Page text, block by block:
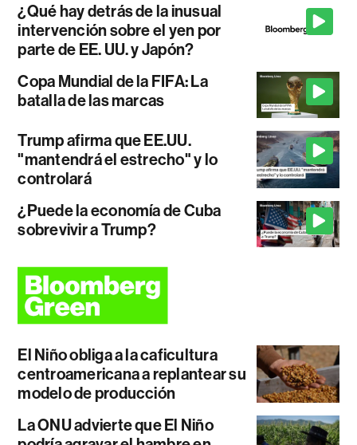
¿Qué hay detrás de la inusual
intervención sobre el yen por
parte de EE. UU. y Japón?
Copa Mundial de la FIFA: La
batalla de las marcas
Trump afirma que EE.UU.
"mantendrá el estrecho" y lo
controlará
¿Puede la economía de Cuba
sobrevivir a Trump?
El Niño obliga a la caficultura
centroamericana a replantear su
modelo de producción
La ONU advierte que El Niño